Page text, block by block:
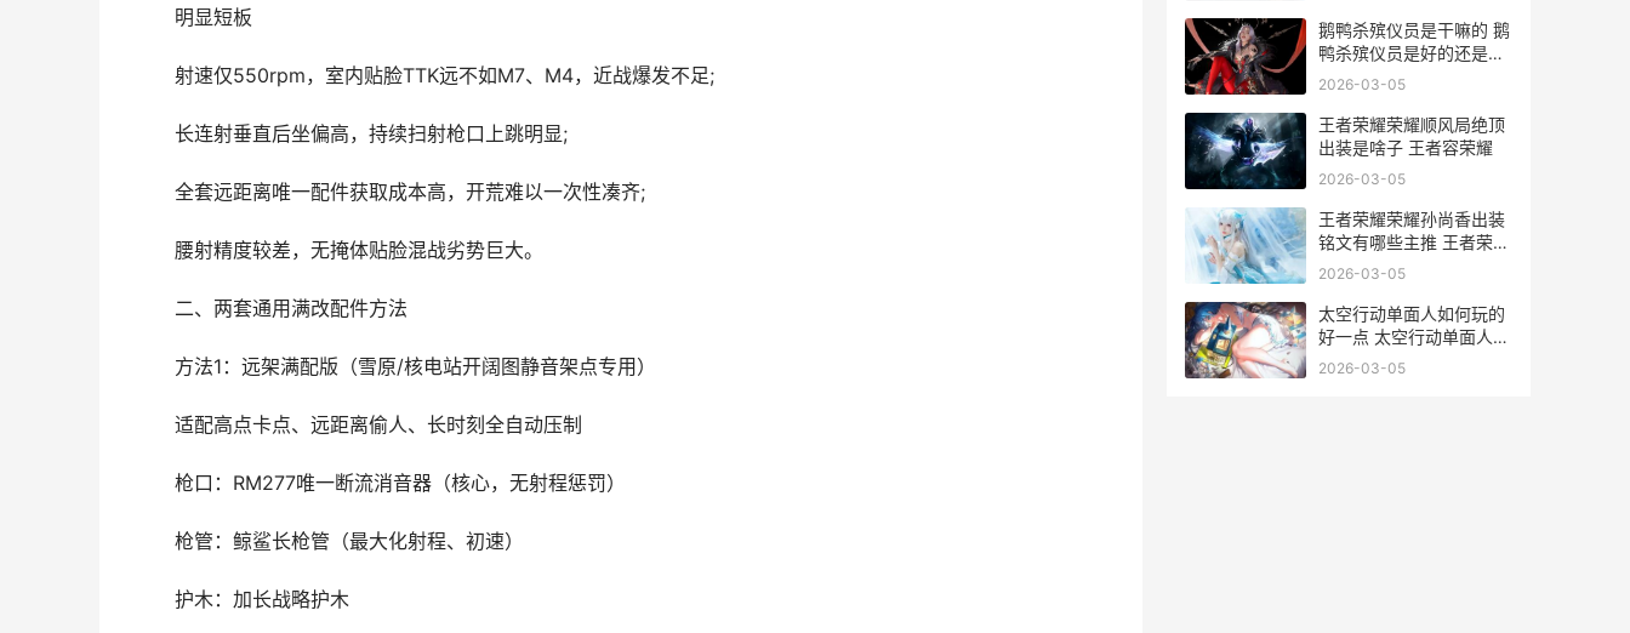
明显短板
射速仅550rpm，室内贴脸TTK远不如M7、M4，近战爆发不足;
长连射垂直后坐偏高，持续扫射枪口上跳明显;
全套远距离唯一配件获取成本高，开荒难以一次性凑齐;
腰射精度较差，无掩体贴脸混战劣势巨大。
二、两套通用满改配件方法
方法1：远架满配版（雪原/核电站开阔图静音架点专用）
适配高点卡点、远距离偷人、长时刻全自动压制
枪口：RM277唯一断流消音器（核心，无射程惩罚）
枪管：鲸鲨长枪管（最大化射程、初速）
护木：加长战略护木
鹅鸭杀殡仪员是干嘛的 鹅
鸭杀殡仪员是好的还是坏
的
2026-03-05
王者荣耀荣耀顺风局绝顶
出装是啥子 王者容荣耀
2026-03-05
王者荣耀荣耀孙尚香出装
铭文有哪些主推 王者荣耀
荣耀孙权称号
2026-03-05
太空行动单面人如何玩的
好一点 太空行动单面人传
说皮肤测评
2026-03-05